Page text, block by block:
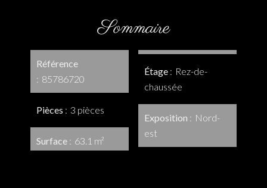
Sommaire
Référence
85786720
Pièces 3 pièces
Surface 63.1 m²
Étage
Rez-de-
chaussée
Exposition
Nord-
est